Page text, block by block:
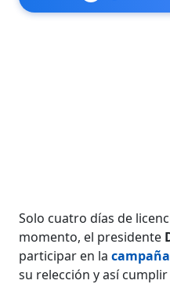
Solo cuatro días de
momento, el presidente
participar en lacampaña
su relección y así